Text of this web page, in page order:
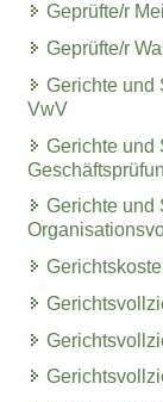
Geprüfte/r
Geprüfte/r
Gerichte und
VwV
Gerichte und
Gerichte und